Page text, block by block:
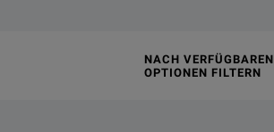
NACH VERFÜGBAREN
OPTIONEN FILTERN